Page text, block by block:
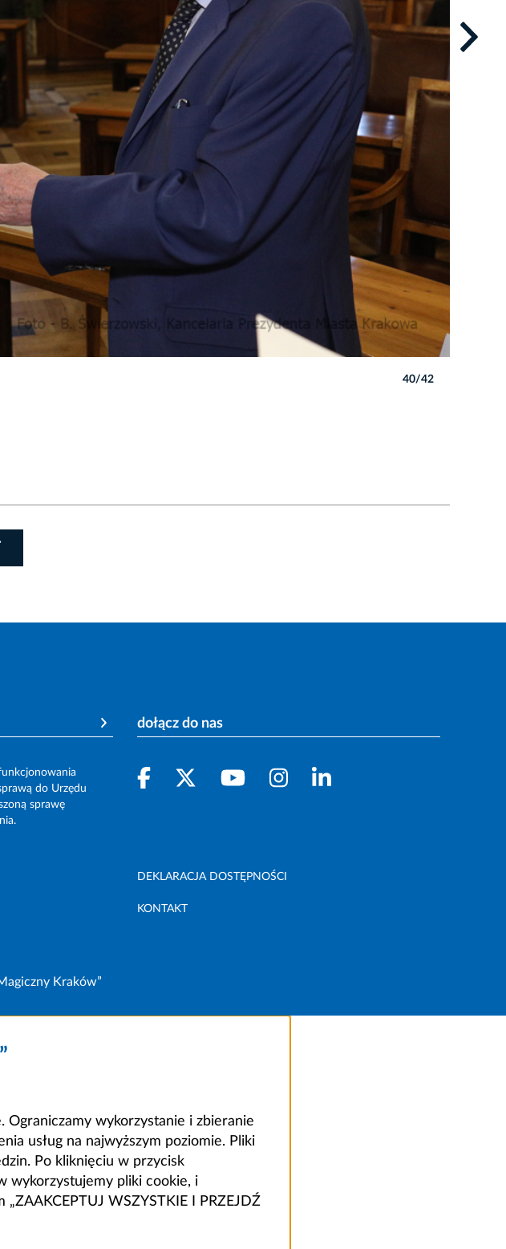
40/42
do Urzędu
sprawę
dołącz do nas
DEKLARACJA DOSTĘPNOŚCI
KONTAKT
Kraków”
Ograniczamy wykorzystanie i zbieranie
usług na najwyższym poziomie. Pliki
Po kliknięciu w przycisk
wykorzystujemy pliki cookie, i
WSZYSTKIE I PRZEJDŹ